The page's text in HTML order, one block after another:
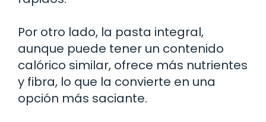
Por otro lado, la pasta integral,
aunque puede tener un contenido
calórico similar, ofrece más nutrientes
y fibra, lo que la convierte en una
opción más saciante.